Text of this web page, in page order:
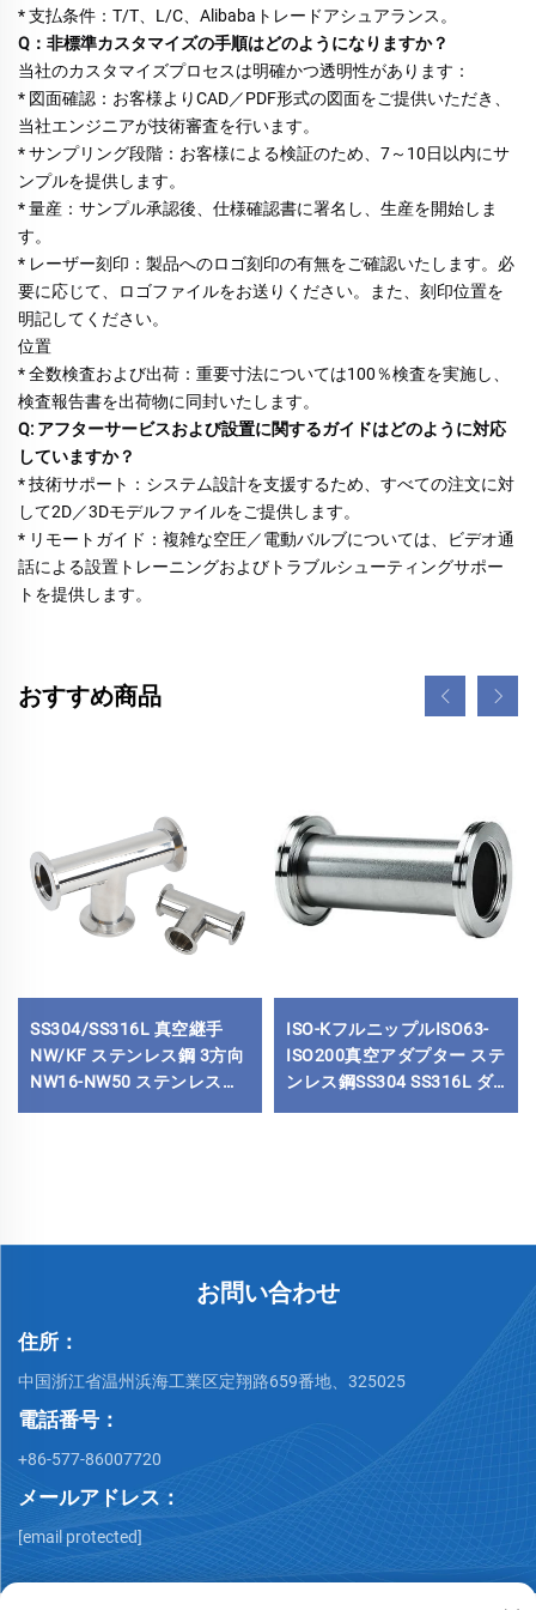
* 支払条件：T/T、L/C、Alibabaトレードアシュアランス。
Q：非標準カスタマイズの手順はどのようになりますか？
当社のカスタマイズプロセスは明確かつ透明性があります：
* 図面確認：お客様よりCAD／PDF形式の図面をご提供いただき、
当社エンジニアが技術審査を行います。
* サンプリング段階：お客様による検証のため、7～10日以内にサ
ンプルを提供します。
* 量産：サンプル承認後、仕様確認書に署名し、生産を開始しま
す。
* レーザー刻印：製品へのロゴ刻印の有無をご確認いたします。必
要に応じて、ロゴファイルをお送りください。また、刻印位置を
明記してください。
位置
* 全数検査および出荷：重要寸法については100％検査を実施し、
検査報告書を出荷物に同封いたします。
Q: アフターサービスおよび設置に関するガイドはどのように対応
していますか？
* 技術サポート：システム設計を支援するため、すべての注文に対
して2D／3Dモデルファイルをご提供します。
* リモートガイド：複雑な空圧／電動バルブについては、ビデオ通
話による設置トレーニングおよびトラブルシューティングサポー
トを提供します。
おすすめ商品
SS304/SS316L 真空継手
NW/KF ステンレス鋼 3方向
NW16-NW50 ステンレス等
分 Tee KF16/KF25/KF40 フ
ISO-KフルニップルISO63-
ISO200真空アダプター ステ
ンレス鋼SS304 SS316L ダ
ブルヘッドISOフランジ 高
お問い合わせ
住所：
中国浙江省温州浜海工業区定翔路659番地、325025
電話番号：
+86-577-86007720
メールアドレス：
[email protected]